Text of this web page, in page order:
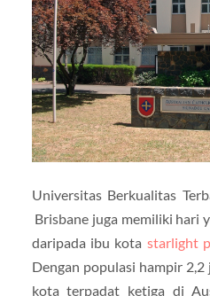
Universitas Berkualitas
Brisbane juga memiliki hari
daripada ibu kota starlight
Dengan populasi hampir
kota terpadat ketiga di